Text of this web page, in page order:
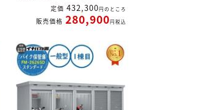
定価 432,300 のところ
販売価格 280,900 税込